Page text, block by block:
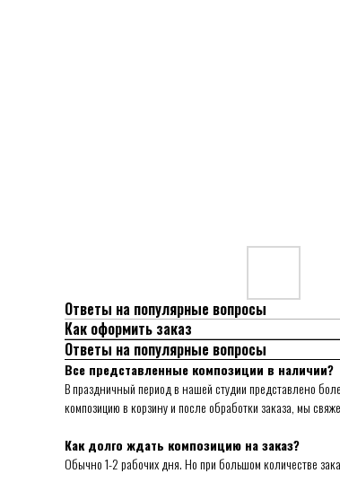
Ответы на популярные вопросы
Как оформить заказ
Ответы на популярные вопросы
Все представленные композиции в наличии?
В праздничный период в нашей студии представлено
композицию в корзину и после обработки заказа, мы
Как долго ждать композицию на заказ?
Обычно 1-2 рабочих дня. Но при большом количестве